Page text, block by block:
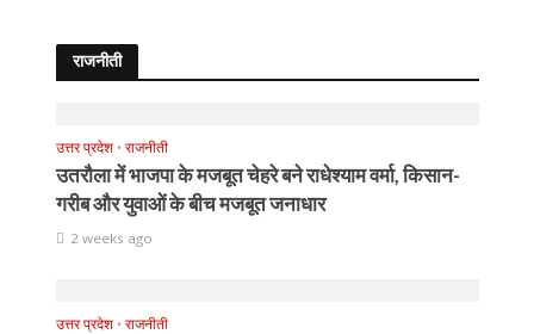
राजनीती
उत्तर प्रदेश • राजनीती
उतरौला में भाजपा के मजबूत चेहरे बने राधेश्याम वर्मा, किसान-
गरीब और युवाओं के बीच मजबूत जनाधार
2 weeks ago
उत्तर प्रदेश • राजनीती